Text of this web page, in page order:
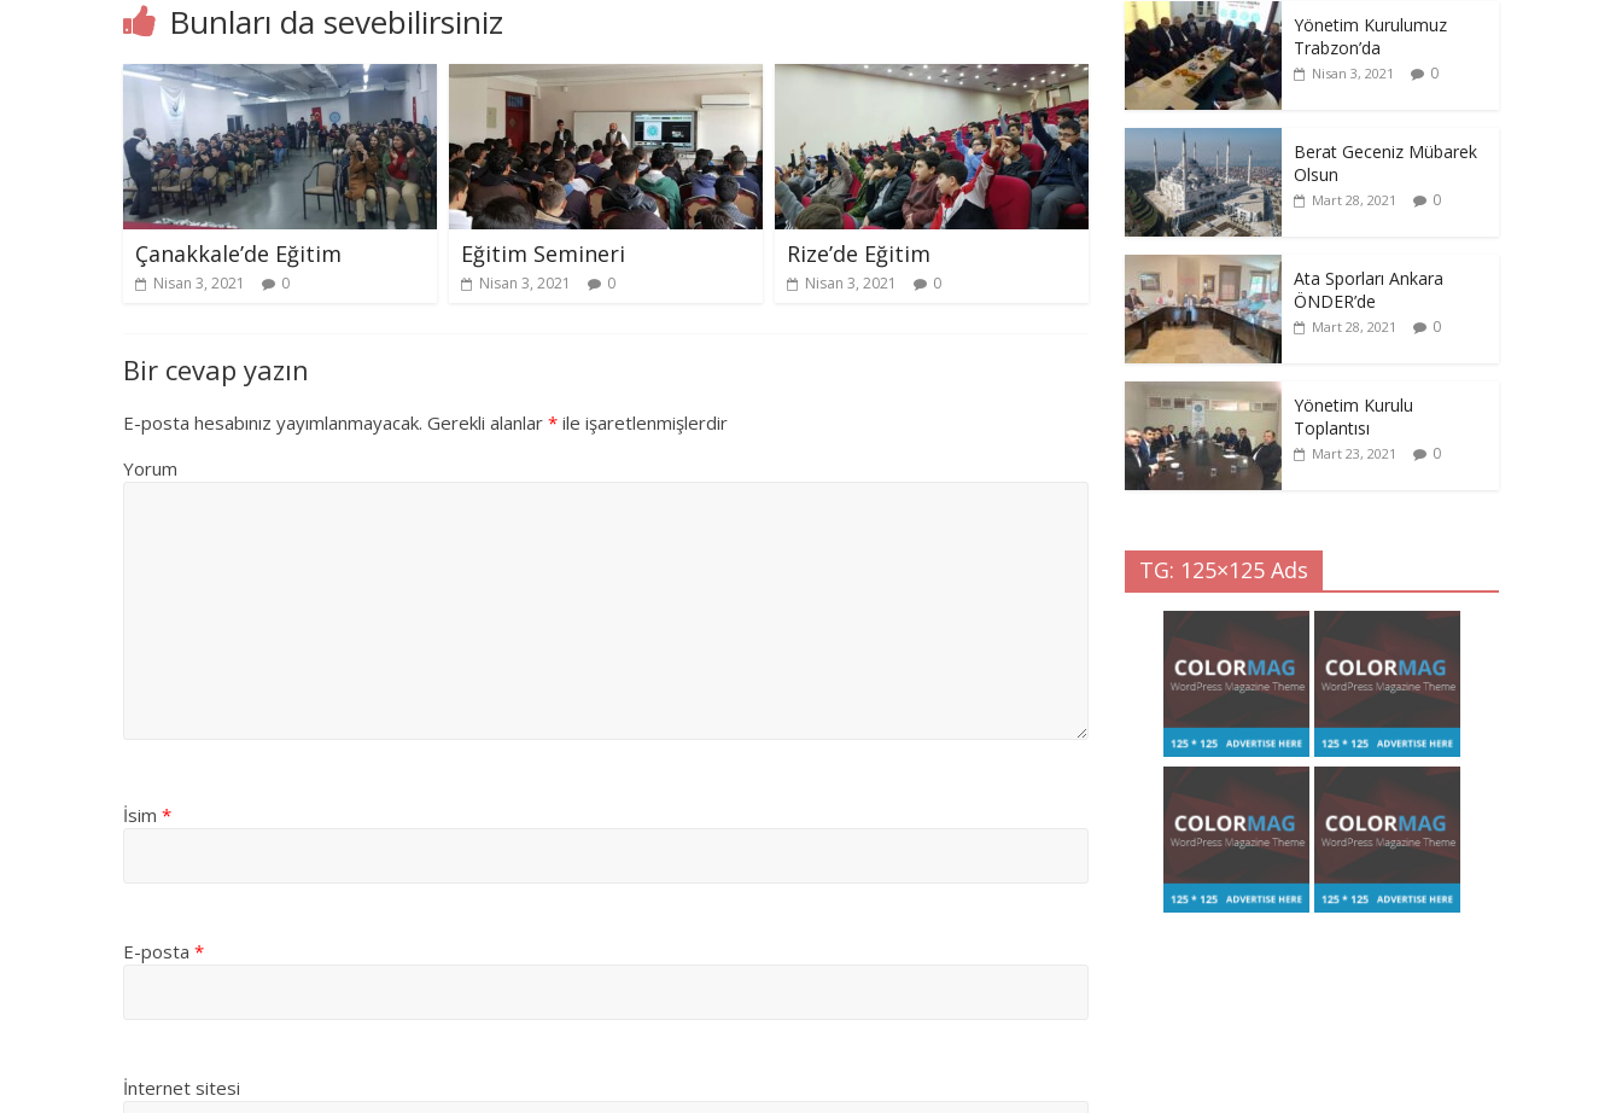
Bunları da sevebilirsiniz
Çanakkale’de Eğitim
Nisan 3, 2021 0
Eğitim Semineri
Nisan 3, 2021 0
Rize’de Eğitim
Nisan 3, 2021 0
Bir cevap yazın
E-posta hesabınız yayımlanmayacak. Gerekli alanlar * ile işaretlenmişlerdir
Yorum
İsim *
E-posta *
İnternet sitesi
Yönetim Kurulumuz
Trabzon’da
Nisan 3, 2021 0
Berat Geceniz Mübarek
Olsun
Mart 28, 2021 0
Ata Sporları Ankara
ÖNDER’de
Mart 28, 2021 0
Yönetim Kurulu
Toplantısı
Mart 23, 2021 0
TG: 125×125 Ads